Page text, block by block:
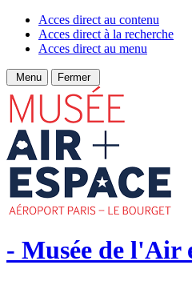
Acces direct au contenu
Acces direct à la recherche
Acces direct au menu
Menu Fermer
- Musée de l'Air